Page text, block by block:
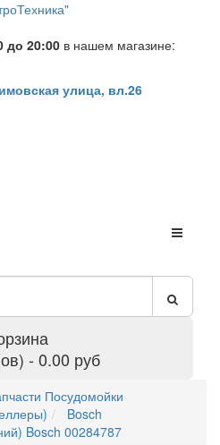
до 20:00 в нашем магазине:
улица, вл.26
- 0.00 руб
Посудомойки
Bosch
Bosch 00284787